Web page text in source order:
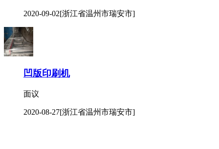
2020-09-02[浙江省温州市瑞安市]
凹版印刷机
面议
2020-08-27[浙江省温州市瑞安市]